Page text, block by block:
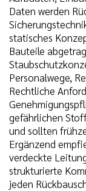
Daten werden
statisches
Bauteile
Personalwege,
Rechtliche
gefährlichen
und sollten
Ergänzend
verdeckte
strukturierte
jeden